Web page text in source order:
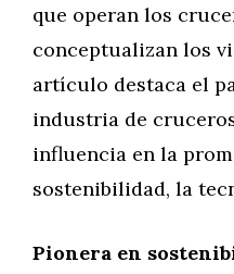
que operan los
conceptualizan los
artículo destaca el
industria de
influencia en la
sostenibilidad, la
Pionera en